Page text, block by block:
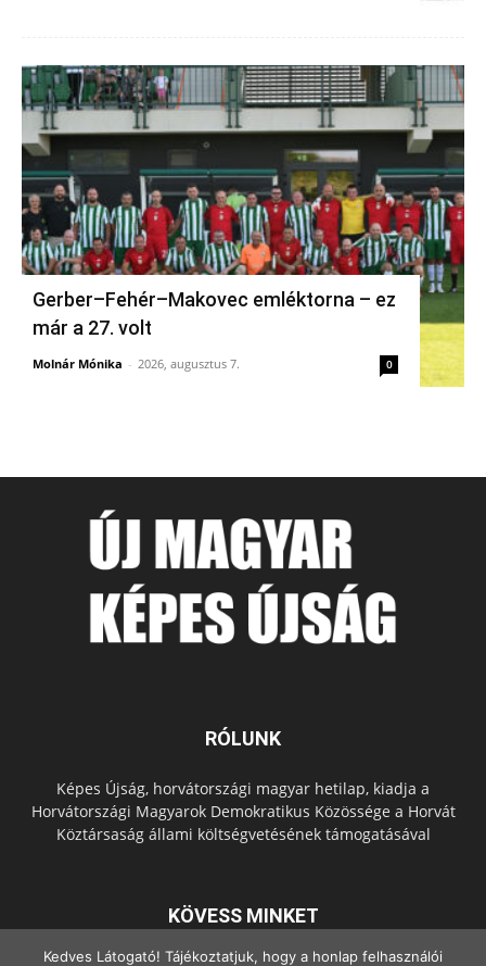
Gerber–Fehér–Makovec emléktorna – ez
már a 27. volt
Molnár Mónika - 2026, augusztus 7. 0
RÓLUNK
Képes Újság, horvátországi magyar hetilap, kiadja a
Horvátországi Magyarok Demokratikus Közössége a Horvát
Köztársaság állami költségvetésének támogatásával
KÖVESS MINKET
Kedves Látogató! Tájékoztatjuk, hogy a honlap felhasználói